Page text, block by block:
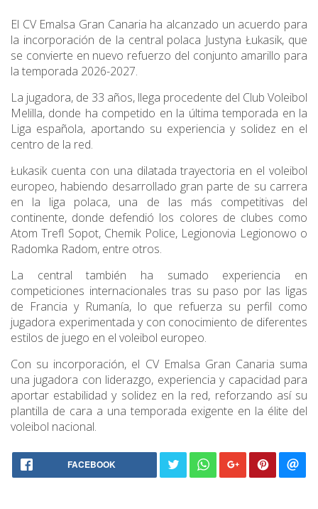
El CV Emalsa Gran Canaria ha alcanzado un acuerdo para
la incorporación de la central polaca Justyna Łukasik, que
se convierte en nuevo refuerzo del conjunto amarillo para
la temporada 2026-2027.
La jugadora, de 33 años, llega procedente del Club Voleibol
Melilla, donde ha competido en la última temporada en la
Liga española, aportando su experiencia y solidez en el
centro de la red.
Łukasik cuenta con una dilatada trayectoria en el voleibol
europeo, habiendo desarrollado gran parte de su carrera
en la liga polaca, una de las más competitivas del
continente, donde defendió los colores de clubes como
Atom Trefl Sopot, Chemik Police, Legionovia Legionowo o
Radomka Radom, entre otros.
La central también ha sumado experiencia en
competiciones internacionales tras su paso por las ligas
de Francia y Rumanía, lo que refuerza su perfil como
jugadora experimentada y con conocimiento de diferentes
estilos de juego en el voleibol europeo.
Con su incorporación, el CV Emalsa Gran Canaria suma
una jugadora con liderazgo, experiencia y capacidad para
aportar estabilidad y solidez en la red, reforzando así su
plantilla de cara a una temporada exigente en la élite del
voleibol nacional.
FACEBOOK